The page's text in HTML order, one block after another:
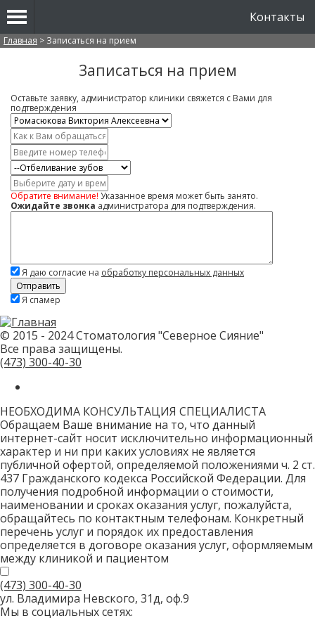
Контакты
Вы здесь
Главная > Записаться на прием
Записаться на прием
Оставьте заявку, администратор клиники свяжется с Вами для
подтверждения
Врач
*
Имя
*
Контактный
телефон
*
Услуга
Дата
и
время
Обратите внимание! Указанное время может быть занято.
Ожидайте звонка администратора для подтверждения.
Комментарий
Я даю согласие на обработку персональных данных
Скажите,
не
заполняйте
это
поле.
CAPTCHA
только
роботов!
Я спамер
© 2015 - 2024 Стоматология "Северное Сияние"
Все права защищены.
(473) 300-40-30
НЕОБХОДИМА КОНСУЛЬТАЦИЯ СПЕЦИАЛИСТА
Обращаем Ваше внимание на то, что данный
интернет-сайт носит исключительно информационный
характер и ни при каких условиях не является
публичной офертой, определяемой положениями ч. 2 ст.
437 Гражданского кодекса Российской Федерации. Для
получения подробной информации о стоимости,
наименовании и сроках оказания услуг, пожалуйста,
обращайтесь по контактным телефонам. Конкретный
перечень услуг и порядок их предоставления
определяется в договоре оказания услуг, оформляемым
между клиникой и пациентом
(473) 300-40-30
ул. Владимира Невского, 31д, оф.9
Мы в социальных сетях: